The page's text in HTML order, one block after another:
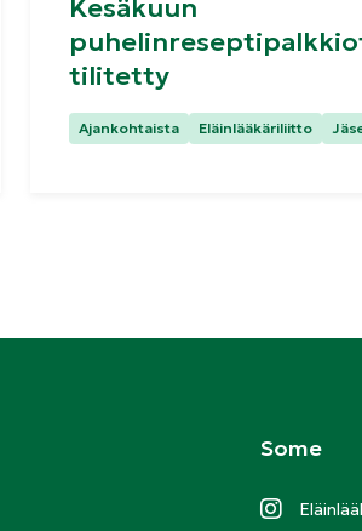
Kesäkuun
tilitetty
Kategoriat:
Ajankohtaista Eläinlääkäriliitto
Some